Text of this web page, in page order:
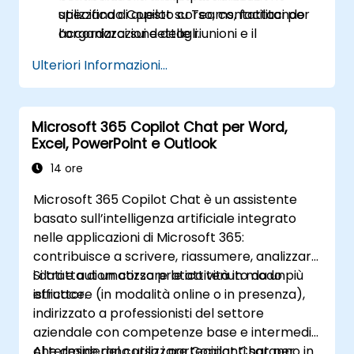
utilizzando Copilot su Teams, facilitando
l’organizzazione delle riunioni e il
specifica di questo corso, contattaci per
accordarci sui dettagli.
Ulteriori Informazioni...
Microsoft 365 Copilot Chat per Word,
Excel, PowerPoint e Outlook
14 ore
Microsoft 365 Copilot Chat è un assistente
basato sull’intelligenza artificiale integrato
nelle applicazioni di Microsoft 365:
contribuisce a scrivere, riassumere, analizzare
i dati e automatizzare le attività in modo più
efficace.
Si tratta di un corso pratico tenuto da un
istruttore (in modalità online o in presenza),
indirizzato a professionisti del settore
aziendale con competenze base e intermedie